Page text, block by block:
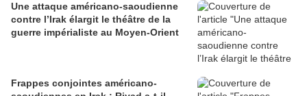
Une attaque américano-saoudienne
contre l’Irak élargit le théâtre de la
guerre impérialiste au Moyen-Orient
Frappes conjointes américano-